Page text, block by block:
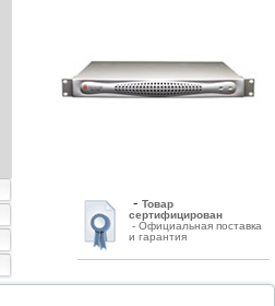
-Ответимбыстро
-ЭкономимВаше время
- Товар
сертифицирован
- Официальная поставка
и гарантия